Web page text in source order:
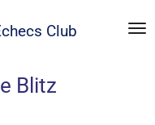
Club
Blitz